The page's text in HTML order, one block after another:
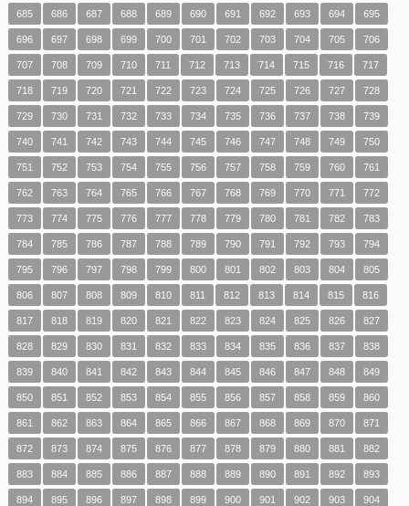
685 686 687 688 689 690 691 692 693 694 695
696 697 698 699 700 701 702 703 704 705 706
707 708 709 710 711 712 713 714 715 716 717
718 719 720 721 722 723 724 725 726 727 728
729 730 731 732 733 734 735 736 737 738 739
740 741 742 743 744 745 746 747 748 749 750
751 752 753 754 755 756 757 758 759 760 761
762 763 764 765 766 767 768 769 770 771 772
773 774 775 776 777 778 779 780 781 782 783
784 785 786 787 788 789 790 791 792 793 794
795 796 797 798 799 800 801 802 803 804 805
806 807 808 809 810 811 812 813 814 815 816
817 818 819 820 821 822 823 824 825 826 827
828 829 830 831 832 833 834 835 836 837 838
839 840 841 842 843 844 845 846 847 848 849
850 851 852 853 854 855 856 857 858 859 860
861 862 863 864 865 866 867 868 869 870 871
872 873 874 875 876 877 878 879 880 881 882
883 884 885 886 887 888 889 890 891 892 893
894 895 896 897 898 899 900 901 902 903 904